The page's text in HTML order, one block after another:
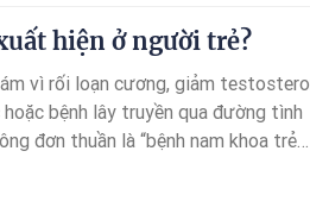
hiện ở người trẻ?
vì rối loạn cương, giảm
bệnh lây truyền qua đường tình
đơn thuần là “bệnh nam khoa trẻ
đại cùng với việc người trẻ chủ động